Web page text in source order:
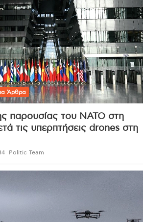
Άρθρα
παρουσίας του ΝΑΤΟ στη
τις υπερπτήσεις drones στη
Politic Team